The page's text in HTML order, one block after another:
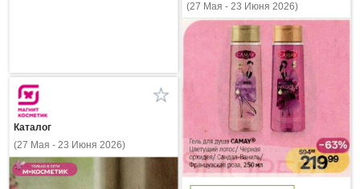
(27 Мая - 23 Июня 2026)
Каталог
(27 Мая - 23 Июня 2026)